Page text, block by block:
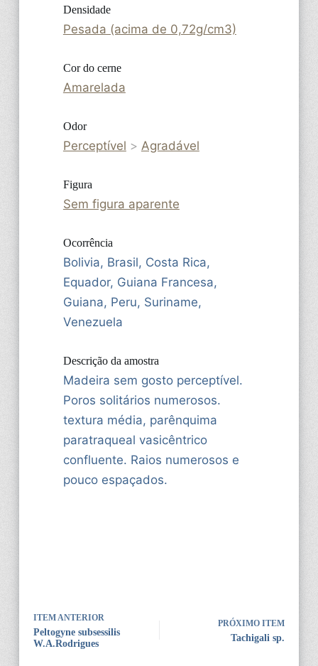
Densidade
Pesada (acima de 0,72g/cm3)
Cor do cerne
Amarelada
Odor
Perceptível > Agradável
Figura
Sem figura aparente
Ocorrência
Bolivia, Brasil, Costa Rica,
Equador, Guiana Francesa,
Guiana, Peru, Suriname,
Venezuela
Descrição da amostra
Madeira sem gosto perceptível.
Poros solitários numerosos.
textura média, parênquima
paratraqueal vasicêntrico
confluente. Raios numerosos e
pouco espaçados.
ITEM ANTERIOR
Peltogyne subsessilis
W.A.Rodrigues
PRÓXIMO ITEM
Tachigali sp.